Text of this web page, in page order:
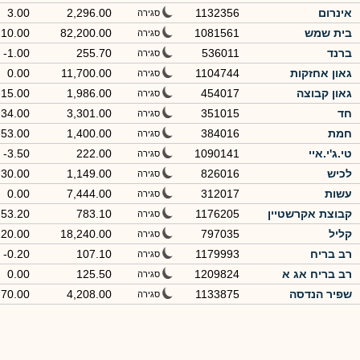
אינרום
1132356 סגירה 2,296.00
3.00
בית שמש
1081561 סגירה 82,200.00
ברנד
536011 סגירה 255.70
-1.00
גאון אחזקות
1104744 סגירה 11,700.00
0.00
גאון קבוצה
454017 סגירה 1,986.00
חד
351015 סגירה 3,301.00
34.00
חמת
384016 סגירה 1,400.00
טי.ג'י.איי
1090141 סגירה 222.00
-3.50
לכיש
826016 סגירה 1,149.00
עשות
312017 סגירה 7,444.00
0.00
קבוצת אקרשטיין
1176205 סגירה 783.10
קליל
797035 סגירה 18,240.00
רב בריח
1179993 סגירה 107.10
-0.20
רב בריח אג א
1209824 סגירה 125.50
0.00
שפיר הנדסה
1133875 סגירה 4,208.00